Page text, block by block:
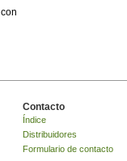
con
Contacto
Índice
Distribuidores
Formulario de contacto